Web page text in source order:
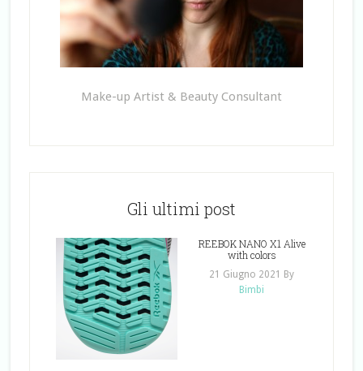
Make-up Artist & Beauty Consultant
Gli ultimi post
REEBOK NANO X1 Alive
with colors
21 Giugno 2021
By
Bimbi